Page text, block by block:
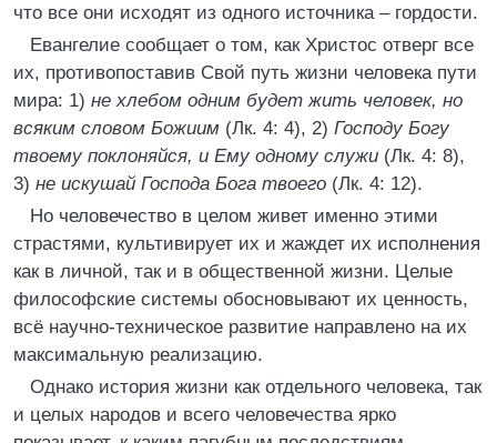
что все они исходят из одного источника – гордости.
Евангелие сообщает о том, как Христос отверг все
их, противопоставив Свой путь жизни человека пути
мира: 1) не хлебом одним будет жить человек, но
всяким словом Божиим (Лк. 4: 4), 2) Господу Богу
твоему поклоняйся, и Ему одному служи (Лк. 4: 8),
3) не искушай Господа Бога твоего (Лк. 4: 12).
Но человечество в целом живет именно этими
страстями, культивирует их и жаждет их исполнения
как в личной, так и в общественной жизни. Целые
философские системы обосновывают их ценность,
всё научно-техническое развитие направлено на их
максимальную реализацию.
Однако история жизни как отдельного человека, так
и целых народов и всего человечества ярко